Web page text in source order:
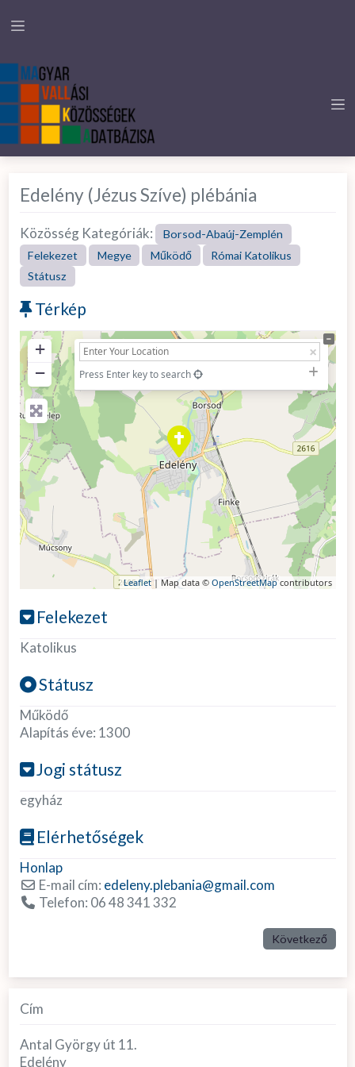
Edelény (Jézus Szíve) plébánia
Közösség Kategóriák:
Borsod-Abaúj-Zemplén
Felekezet
Megye Működő
Római Katolikus
Státusz
Térkép
+
−
Press Enter key to search
Leaflet| Map data © OpenStreetMapcontributors
Felekezet
Katolikus
Státusz
Működő
Alapítás éve: 1300
Jogi státusz
egyház
Elérhetőségek
Honlap
E-mail cím: edeleny.plebania@gmail.com
Telefon: 06 48 341 332
Következő
Cím
Antal György út 11.
Edelény